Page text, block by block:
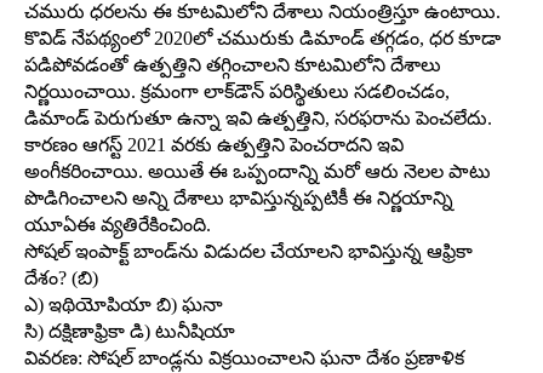
చమురు ధరలను ఈ కూటమిలోని దేశాలు నియంత్రిస్తూ ఉంటాయి.
కొవిడ్‌ నేపథ్యంలో 2020లో చమురుకు డిమాండ్‌ తగ్గడం, ధర కూడా
పడిపోవడంతో ఉత్పత్తిని తగ్గించాలని కూటమిలోని దేశాలు
నిర్ణయించాయి. క్రమంగా లాక్‌డౌన్‌ పరిస్థితులు సడలించడం,
డిమాండ్‌ పెరుగుతూ ఉన్నా ఇవి ఉత్పత్తిని, సరఫరాను పెంచలేదు.
కారణం ఆగస్ట్‌ 2021 వరకు ఉత్పత్తిని పెంచరాదని ఇవి
అంగీకరించాయి. అయితే ఈ ఒప్పందాన్ని మరో ఆరు నెలల పాటు
పొడిగించాలని అన్ని దేశాలు భావిస్తున్నప్పటికీ ఈ నిర్ణయాన్ని
యూఏఈ వ్యతిరేకించింది.
సోషల్‌ ఇంపాక్ట్‌ బాండ్‌ను విడుదల చేయాలని భావిస్తున్న ఆఫ్రికా
దేశం? (బి)
ఎ) ఇథియోపియా బి) ఘనా
సి) దక్షిణాఫ్రికా డి) టునీషియా
వివరణ: సోషల్‌ బాండ్లను విక్రయించాలని ఘనా దేశం ప్రణాళిక